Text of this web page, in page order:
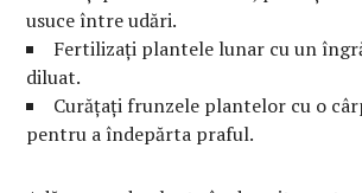
usuce între udări.
Fertilizați plantele lunar cu un
diluat.
Curățați frunzele plantelor cu o
pentru a îndepărta praful.